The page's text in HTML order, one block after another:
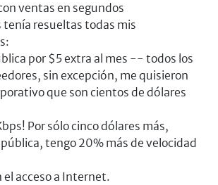
ventas en segundos
tenía resueltas todas mis
por $5 extra al mes -- todos los
sin excepción, me quisieron
que son cientos de dólares
Por sólo cinco dólares más,
tengo 20% más de velocidad
acceso a Internet.